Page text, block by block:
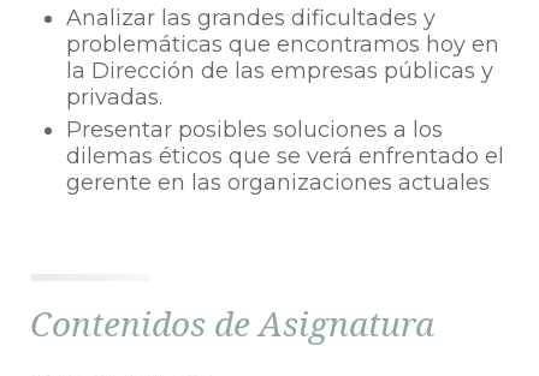
Analizar las grandes dificultades y
problemáticas que encontramos hoy en
la Dirección de las empresas públicas y
privadas.
Presentar posibles soluciones a los
dilemas éticos que se verá enfrentado el
gerente en las organizaciones actuales
Contenidos de Asignatura